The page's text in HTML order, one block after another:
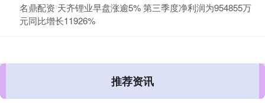
名鼎配资 天齐锂业早盘涨逾5% 第三季度净利润为954855万
元同比增长11926%
推荐资讯